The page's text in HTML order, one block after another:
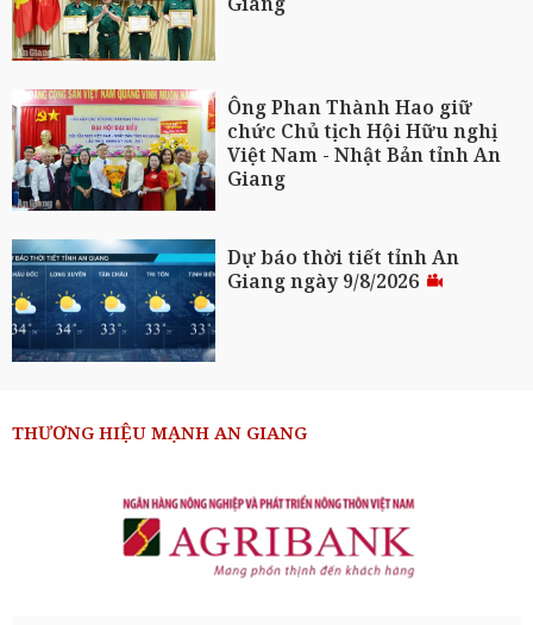
Ông Phan Thành Hao giữ
chức Chủ tịch Hội Hữu nghị
Việt Nam - Nhật Bản tỉnh An
Giang
Dự báo thời tiết tỉnh An
Giang ngày 9/8/2026
THƯƠNG HIỆU MẠNH AN GIANG